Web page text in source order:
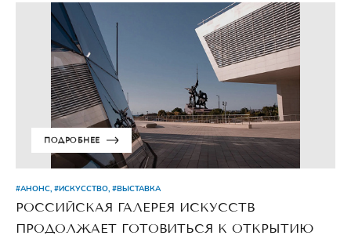
ПОДРОБНЕЕ
#АНОНС, #ИСКУССТВО, #ВЫСТАВКА
РОССИЙСКАЯ ГАЛЕРЕЯ ИСКУССТВ
ПРОДОЛЖАЕТ ГОТОВИТЬСЯ К ОТКРЫТИЮ